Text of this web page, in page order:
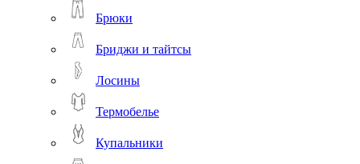
Брюки
Бриджи и тайтсы
Лосины
Термобелье
Купальники